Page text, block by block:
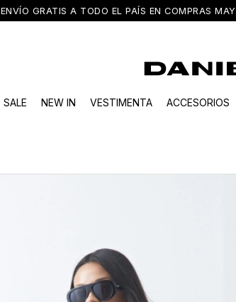
ENVÍO GRATIS A TODO EL PAÍS EN COMPRAS
SALE NEW IN VESTIMENTA ACCESORIOS